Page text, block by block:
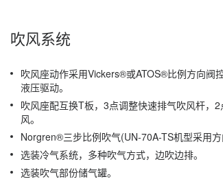
吹风系统
吹风座动作采用Vickers®或ATOS®比例方向阀
液压驱动。
吹风座配互换T板，3点调整快速排气吹风杆，
风。
Norgren®三步比例吹气(UN-70A-TS机型采用方
选装冷气系统，多种吹气方式，边吹边排。
选装吹气部份储气罐。